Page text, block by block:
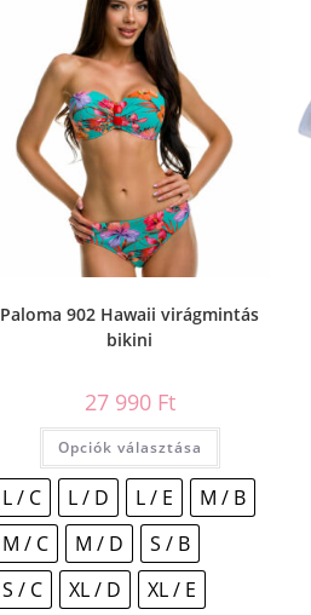
Paloma 902 Hawaii virágmintás
bikini
27 990 Ft
Opciók választása
L / C L / D L / E
M / B
M / C
M / D
S / B
S / C
XL / D XL / E